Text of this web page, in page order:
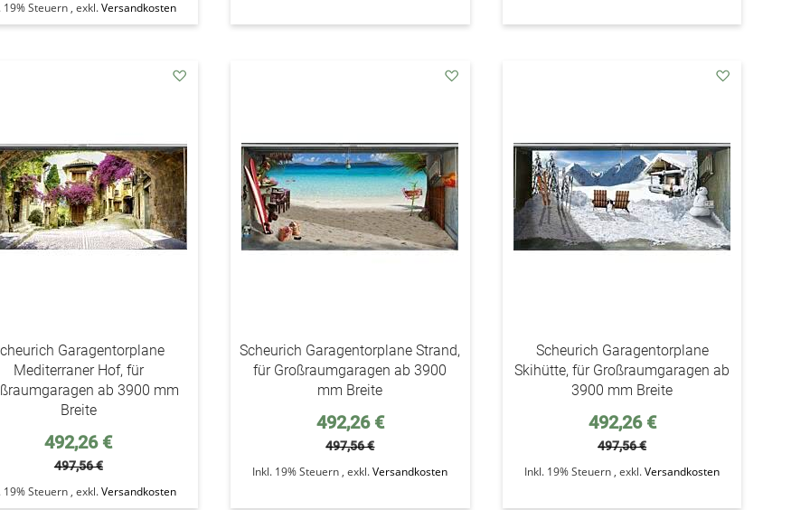
19% Steuern , exkl.Versandkosten
Garagentorplane
Mediterraner Hof, für
ab 3900 mm
Breite
Sonderpreis
492,26 €
497,56 €
19% Steuern , exkl.Versandkosten
Scheurich Garagentorplane Strand,
für Großraumgaragen ab 3900
mm Breite
Sonderpreis
492,26 €
497,56 €
Inkl. 19% Steuern ,exkl.Versandkosten
Scheurich Garagentorplane
Skihütte, für Großraumgaragen ab
3900 mm Breite
Sonderpreis
492,26 €
497,56 €
Inkl. 19% Steuern ,exkl.Versandkosten